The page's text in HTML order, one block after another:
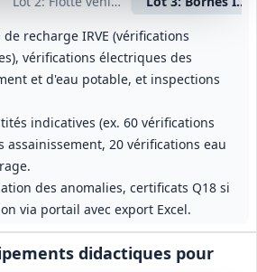
recharge IRVE (vérifications
vérifications électriques des
et d'eau potable, et inspections
indicatives (ex. 60 vérifications
assainissement, 20 vérifications eau
des anomalies, certificats Q18 si
via portail avec export Excel.
didactiques pour